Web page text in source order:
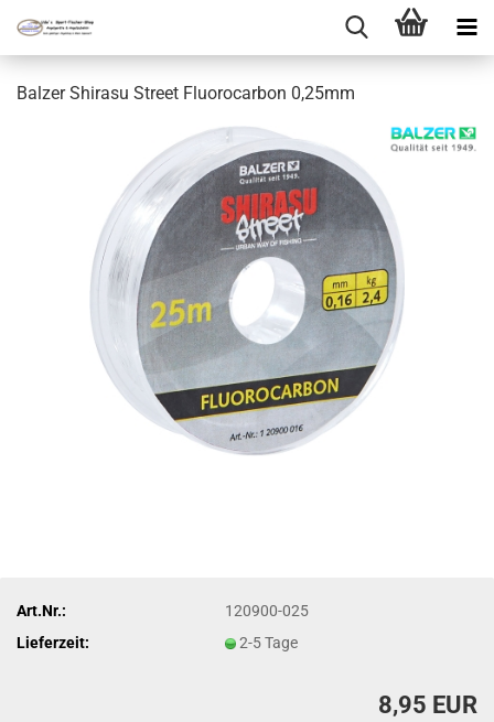
Balzer Shirasu Street Fluorocarbon 0,25mm
Art.Nr.:
120900-025
Lieferzeit:
2-5 Tage
8,95 EUR